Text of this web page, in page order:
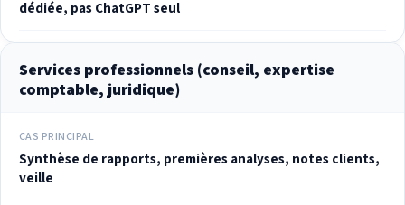
dédiée, pas ChatGPT seul
Services professionnels (conseil, expertise
comptable, juridique)
CAS PRINCIPAL
Synthèse de rapports, premières analyses, notes clients,
veille